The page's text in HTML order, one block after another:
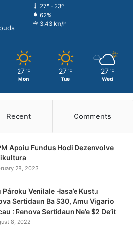
27º - 23º
62%
3.43 km/h
27 ℃
Mon
27 ℃
Tue
27 ℃
Wed
Recent Comments
Apoiu Fundus Hodi Dezenvolve
28, 2023
Pároku Venilale Hasa’e Kustu
Sertidaun Ba $30, Amu Vigario
: Renova Sertidaun Ne’e $2 De’it
8, 2022